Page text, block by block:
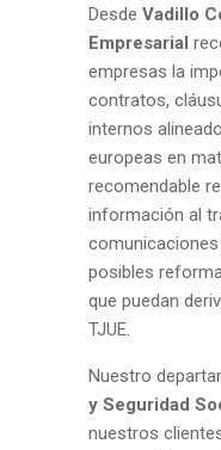
Desde Vadillo
Empresarial
empresas la
contratos,
internos
europeas en
recomendable
información al
posibles
que puedan
TJUE.
Nuestro
y Seguridad
nuestros